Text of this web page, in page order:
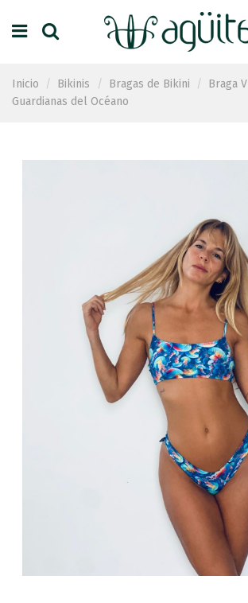
Inicio Bikinis Bragas de Bikini
Braga V
Guardianas del Océano